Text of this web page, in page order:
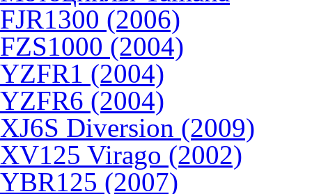
FJR1300 (2006)
FZS1000 (2004)
YZFR1 (2004)
YZFR6 (2004)
XJ6S Diversion (2009)
XV125 Virago (2002)
YBR125 (2007)